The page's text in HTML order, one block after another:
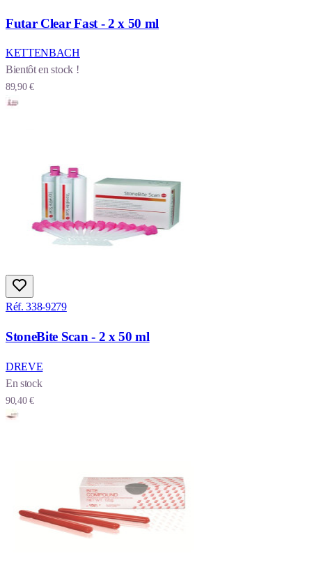
Futar Clear Fast - 2 x 50 ml
KETTENBACH
Bientôt en stock !
89,90 €
Réf. 338-9279
StoneBite Scan - 2 x 50 ml
DREVE
En stock
90,40 €